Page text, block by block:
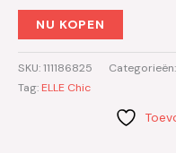
NU KOPEN
SKU:111186825 Categorieën:
Tag: ELLE Chic